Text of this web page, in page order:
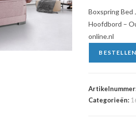
Boxspring Bed
Hoofdbord –
online.nl
Categorieën: